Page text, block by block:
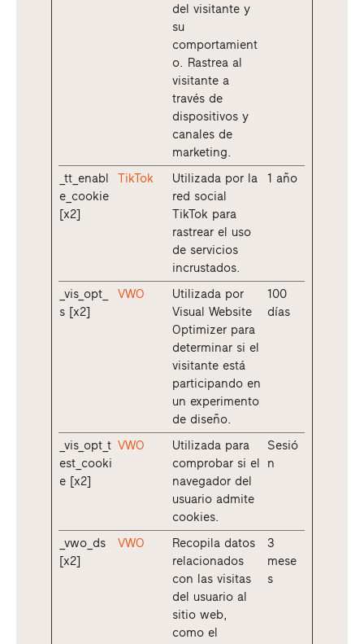
del visitante y
su
comportamient
o. Rastrea al
visitante a
través de
dispositivos y
canales de
marketing.
_tt_enabl
e_cookie
[x2]
TikTok
Utilizada por la
red social
TikTok para
rastrear el uso
de servicios
incrustados.
1 año
_vis_opt_
s [x2]
VWO
Utilizada por
Visual Website
Optimizer para
determinar si el
visitante está
participando en
un experimento
de diseño.
100
días
_vis_opt_t
est_cooki
e [x2]
VWO
Utilizada para
comprobar si el
navegador del
usuario admite
cookies.
Sesió
n
_vwo_ds
[x2]
VWO
Recopila datos
relacionados
con las visitas
del usuario al
sitio web,
como el
3
mese
s